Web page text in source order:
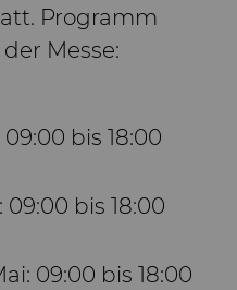
Programm
Messe:
bis 18:00
bis 18:00
09:00 bis 18:00